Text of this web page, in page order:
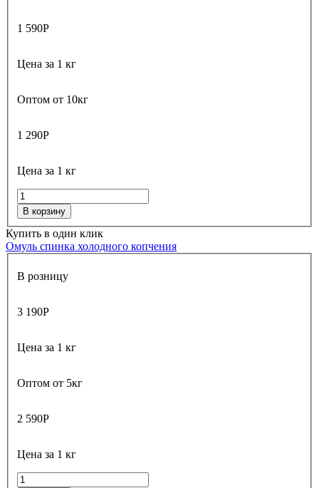
1 590Р
Цена за 1 кг
Оптом от 10кг
1 290Р
Цена за 1 кг
В корзину
Купить в один клик
Омуль спинка холодного копчения
В розницу
3 190Р
Цена за 1 кг
Оптом от 5кг
2 590Р
Цена за 1 кг